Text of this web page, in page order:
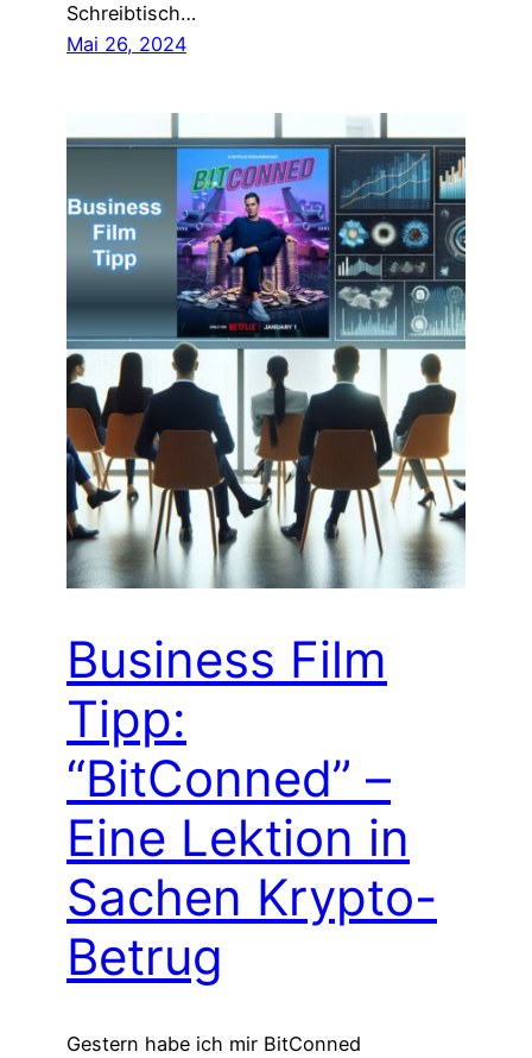
Schreibtisch…
Mai 26, 2024
Business Film
Tipp:
“BitConned” –
Eine Lektion in
Sachen Krypto-
Betrug
Gestern habe ich mir BitConned